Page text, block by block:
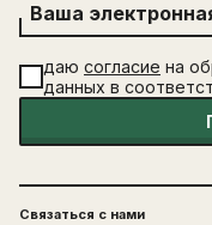
Ваша
даю согласие на
данных в
Связаться с нами